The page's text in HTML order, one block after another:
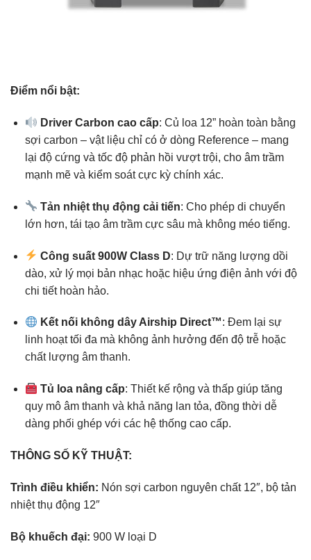
Điểm nổi bật:
Driver Carbon cao cấp: Củ loa 12” hoàn toàn bằng
sợi carbon – vật liệu chỉ có ở dòng Reference – mang
lại độ cứng và tốc độ phản hồi vượt trội, cho âm trầm
mạnh mẽ và kiểm soát cực kỳ chính xác.
Tản nhiệt thụ động cải tiến: Cho phép di chuyển
lớn hơn, tái tạo âm trầm cực sâu mà không méo tiếng.
Công suất 900W Class D: Dự trữ năng lượng dồi
dào, xử lý mọi bản nhạc hoặc hiệu ứng điện ảnh với độ
chi tiết hoàn hảo.
Kết nối không dây Airship Direct™: Đem lại sự
linh hoạt tối đa mà không ảnh hưởng đến độ trễ hoặc
chất lượng âm thanh.
Tủ loa nâng cấp: Thiết kế rộng và thấp giúp tăng
quy mô âm thanh và khả năng lan tỏa, đồng thời dễ
dàng phối ghép với các hệ thống cao cấp.
THÔNG SỐ KỸ THUẬT:
Trình điều khiển: Nón sợi carbon nguyên chất 12″, bộ tản
nhiệt thụ động 12″
Bộ khuếch đại: 900 W loại D